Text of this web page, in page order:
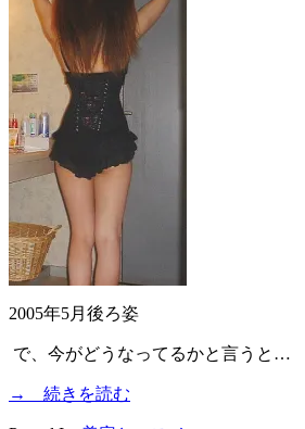
2005年5月後ろ姿
で、今がどうなってるかと言うと…
→ 続きを読む